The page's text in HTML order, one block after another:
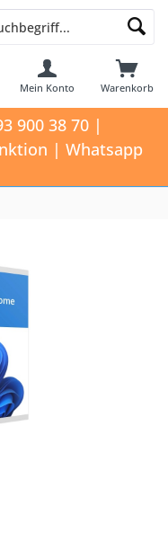
Warenkorb
Mein Konto
900 38 70 |
| Whatsapp